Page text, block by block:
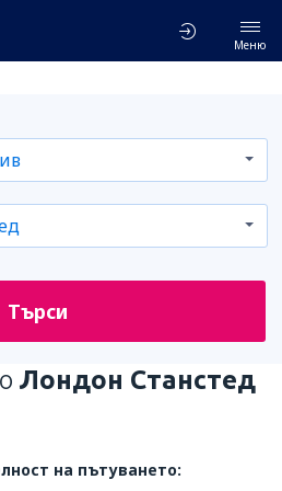
Меню
Търси
Лондон Станстед
на пътуването: